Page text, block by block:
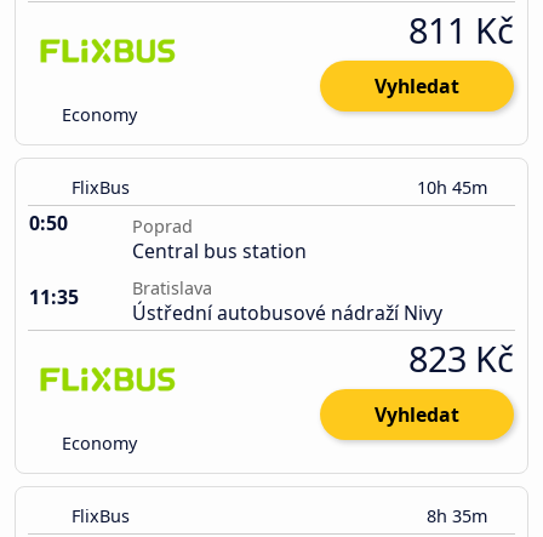
Economy
811 Kč
Vyhledat
FlixBus 10h 45m
0:50 Poprad
Central bus station
11:35
Bratislava
Ústřední autobusové nádraží Nivy
Economy
823 Kč
Vyhledat
FlixBus 8h 35m